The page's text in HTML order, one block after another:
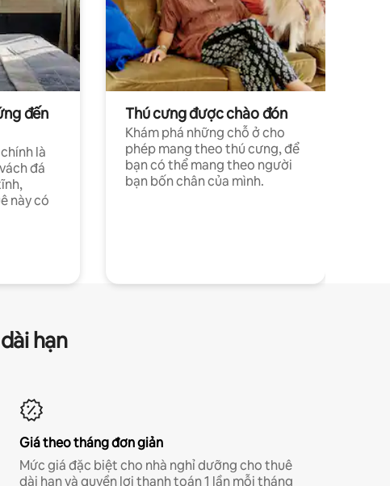
đến
là
đá
này có
Thú cưng được chào đón
Khám phá những chỗ ở cho
phép mang theo thú cưng, để
bạn có thể mang theo người
bạn bốn chân của mình.
hạn
Giá theo tháng đơn giản
Mức giá đặc biệt cho nhà nghỉ dưỡng cho thuê
dài hạn và quyền lợi thanh toán 1 lần mỗi tháng